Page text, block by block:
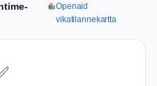
Openaid
vikatilannekartta